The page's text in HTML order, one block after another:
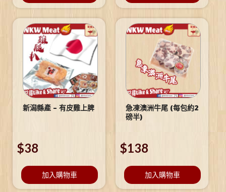
新潟縣產 – 有皮雞上脾
$38
加入購物車
急凍澳洲牛尾 (每包約2
磅半)
$138
加入購物車